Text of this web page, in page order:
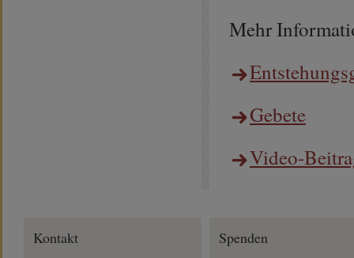
Mehr
Gebete
Video-
Kontakt Spenden